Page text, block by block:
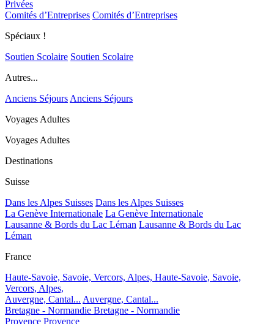
Privées
Comités d’Entreprises Comités d’Entreprises
Spéciaux !
Soutien Scolaire Soutien Scolaire
Autres...
Anciens Séjours Anciens Séjours
Voyages Adultes
Voyages Adultes
Destinations
Suisse
Dans les Alpes Suisses Dans les Alpes Suisses
La Genève Internationale La Genève Internationale
Lausanne & Bords du Lac Léman Lausanne & Bords du Lac
Léman
France
Haute-Savoie, Savoie, Vercors, Alpes, Haute-Savoie, Savoie,
Vercors, Alpes,
Auvergne, Cantal... Auvergne, Cantal...
Bretagne - Normandie Bretagne - Normandie
Provence Provence